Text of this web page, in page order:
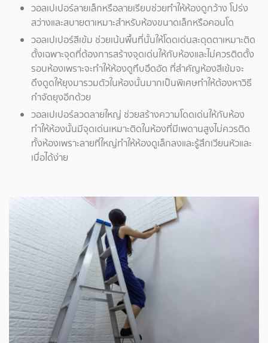
วอลเปเปอร์ลายเล็กหรือลายเรียบช่วยทำให้ห้องดูกว้าง โปร่ง
สว่างและสบายตาเหมาะสำหรับห้องขนาดเล็กหรือคอนโด
วอลเปเปอร์สีเข้ม ช่วยเน้นพื้นที่นั้นให้โดดเด่นสะดุดตาเหมาะติด
ตั้งเฉพาะจุดที่ต้องการสร้างจุดเด่นให้กับห้องและไม่ควรติดตั้ง
รอบห้องเพราะจะทำให้ห้องดูทึบอึดอัด ที่สำคัญห้องสีเข้มจะ
ดึงดูดให้ยุงมารวมตัวในห้องนั้นมากเป็นพิเศษทำให้ต้องหาวิธี
กำจัดยุงอีกด้วย
วอลเปเปอร์ลวดลายใหญ่ ช่วยสร้างความโดดเด่นให้กับห้อง
ทำให้ห้องนั้นมีจุดเด่นเหมาะติดในห้องที่มีเพดานสูงไม่ควรติด
ทั้งห้องเพราะลายที่ใหญ่ทำให้ห้องดูเล็กลงและรู้สึกเวียนหัวและ
เบื่อได้ง่าย